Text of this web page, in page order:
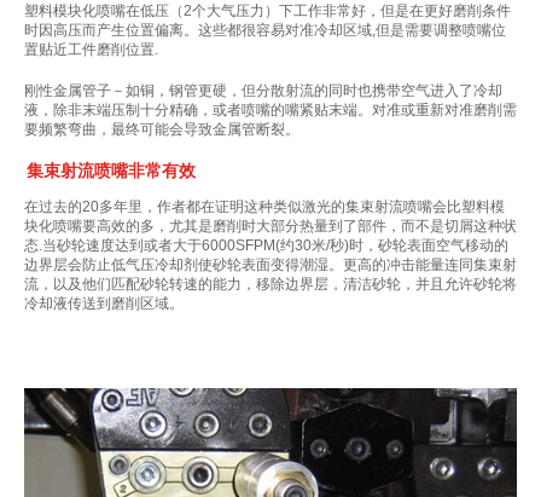
塑料模块化喷嘴在低压（2个大气压力）下工作非常好，但是在更好磨削条件
时因高压而产生位置偏离。这些都很容易对准冷却区域,但是需要调整喷嘴位
置贴近工件磨削位置.
刚性金属管子－如铜，钢管更硬，但分散射流的同时也携带空气进入了冷却
液，除非末端压制十分精确，或者喷嘴的嘴紧贴末端。对准或重新对准磨削需
要频繁弯曲，最终可能会导致金属管断裂。
集束射流喷嘴非常有效
在过去的20多年里，作者都在证明这种类似激光的集束射流喷嘴会比塑料模
块化喷嘴要高效的多，尤其是磨削时大部分热量到了部件，而不是切屑这种状
态.当砂轮速度达到或者大于6000SFPM(约30米/秒)时，砂轮表面空气移动的
边界层会防止低气压冷却剂使砂轮表面变得潮湿。更高的冲击能量连同集束射
流，以及他们匹配砂轮转速的能力，移除边界层，清洁砂轮，并且允许砂轮将
冷却液传送到磨削区域。